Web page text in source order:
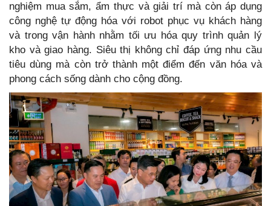
nghiệm mua sắm, ẩm thực và giải trí mà còn áp dụng
công nghệ tự động hóa với robot phục vụ khách hàng
và trong vận hành nhằm tối ưu hóa quy trình quản lý
kho và giao hàng. Siêu thị không chỉ đáp ứng nhu cầu
tiêu dùng mà còn trở thành một điểm đến văn hóa và
phong cách sống dành cho cộng đồng.